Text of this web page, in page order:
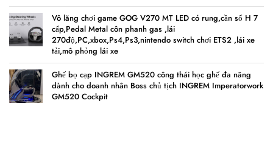
Vô lăng chơi game GOG V270 MT LED có rung,cần số H 7
cấp,Pedal Metal côn phanh gas ,lái
270độ,PC,xbox,Ps4,Ps3,nintendo switch chơi ETS2 ,lái xe
tải,mô phỏng lái xe
Ghế bọ cạp INGREM GM520 công thái học ghế đa năng
dành cho doanh nhân Boss chủ tịch INGREM Imperatorwork
GM520 Cockpit